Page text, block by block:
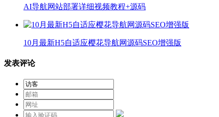
AI导航网站部署详细视频教程+源码
10月最新H5自适应樱花导航网源码SEO增强版
发表评论